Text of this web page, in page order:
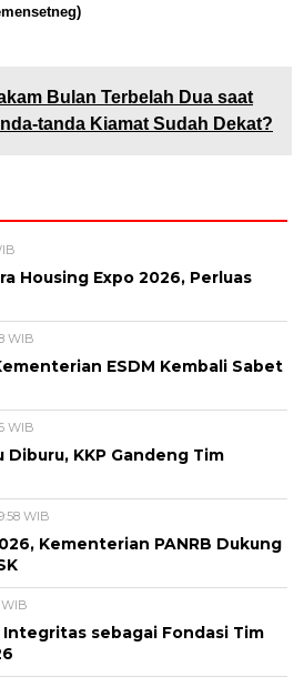
Bulan Terbelah Dua saat
tanda Kiamat Sudah Dekat?
Housing Expo 2026, Perluas
WIB
ESDM Kembali Sabet
WIB
KKP Gandeng Tim
WIB
Kementerian PANRB Dukung
WIB
Integritas sebagai Fondasi Tim